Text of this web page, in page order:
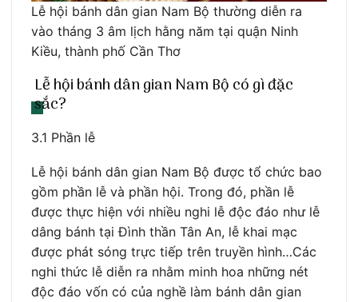
Lễ hội bánh dân gian Nam Bộ thường diễn ra
vào tháng 3 âm lịch hằng năm tại quận Ninh
Kiều, thành phố Cần Thơ
Lễ hội bánh dân gian Nam Bộ có gì đặc
sắc?
3.1 Phần lễ
Lễ hội bánh dân gian Nam Bộ được tổ chức bao
gồm phần lễ và phần hội. Trong đó, phần lễ
được thực hiện với nhiều nghi lễ độc đáo như lễ
dâng bánh tại Đình thần Tân An, lễ khai mạc
được phát sóng trực tiếp trên truyền hình…Các
nghi thức lễ diễn ra nhằm minh hoa những nét
độc đáo vốn có của nghề làm bánh dân gian